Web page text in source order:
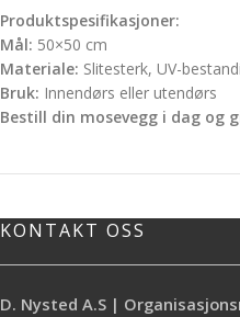
Produktspesifikasjoner:
Mål: 50×50 cm
Materiale: Slitesterk, UV-
Bruk: Innendørs eller utendørs
Bestill din mosevegg i dag og
KONTAKT OSS
D. Nysted A.S |